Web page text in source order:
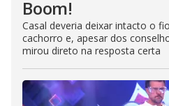
Boom!
Casal deveria deixar intacto o
cachorro e, apesar dos
mirou direto na resposta certa